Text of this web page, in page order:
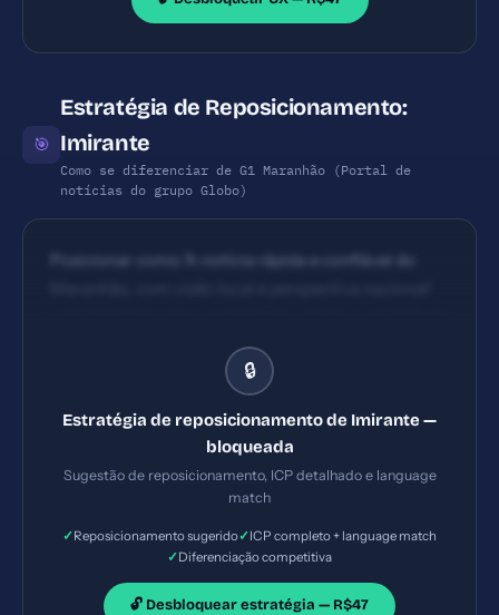
🎯
Estratégia de Reposicionamento:
Imirante
Como se diferenciar de G1 Maranhão (Portal de
notícias do grupo Globo)
Posicionar como 'A notícia rápida e confiável do
assinatura de newsletter logo na dobra e prova
social visível (número de leitores, prêmios,
🔒
Estratégia de reposicionamento de Imirante —
bloqueada
Sugestão de reposicionamento, ICP detalhado e language
match
✓Reposicionamento sugerido✓ICP completo + language match
✓Diferenciação competitiva
🔓 Desbloquear estratégia — R$47